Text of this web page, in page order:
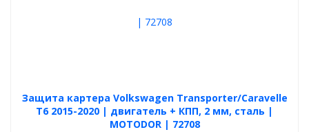
Защита картера Volkswagen Transporter/Caravelle
T6 2015-2020 | двигатель + КПП, 2 мм, сталь |
MOTODOR | 72708